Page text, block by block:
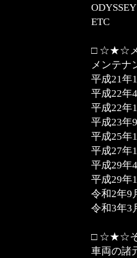
ETC
□ ☆★☆メ
メンテナ
平成21
平成22
平成22
平成23
平成25
平成27
平成29
平成29
令和2年
令和3年
□ ☆★☆
車両の諸